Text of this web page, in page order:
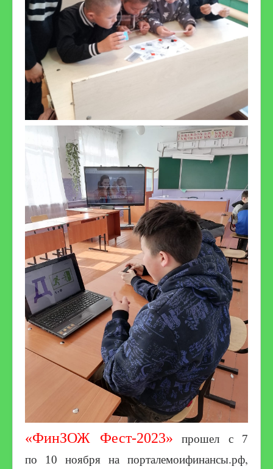
«ФинЗОЖ Фест-2023»
прошел с 7
по 10 ноября на порталемоифинансы.рф,